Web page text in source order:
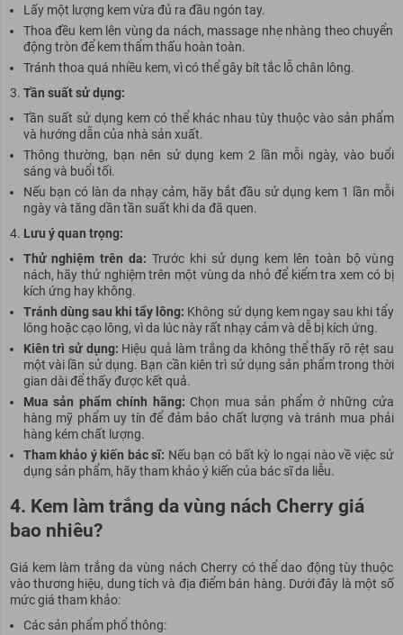
Lấy một lượng kem vừa đủ ra đầu ngón tay.
Thoa đều kem lên vùng da nách, massage nhẹ nhàng theo chuyển
động tròn để kem thẩm thấu hoàn toàn.
Tránh thoa quá nhiều kem, vì có thể gây bít tắc lỗ chân lông.
Tần suất sử dụng:
Tần suất sử dụng kem có thể khác nhau tùy thuộc vào sản phẩm
và hướng dẫn của nhà sản xuất.
Thông thường, bạn nên sử dụng kem 2 lần mỗi ngày, vào buổi
sáng và buổi tối.
Nếu bạn có làn da nhạy cảm, hãy bắt đầu sử dụng kem 1 lần mỗi
ngày và tăng dần tần suất khi da đã quen.
Lưu ý quan trọng:
Thử nghiệm trên da: Trước khi sử dụng kem lên toàn bộ vùng
nách, hãy thử nghiệm trên một vùng da nhỏ để kiểm tra xem có bị
kích ứng hay không.
Tránh dùng sau khi tẩy lông: Không sử dụng kem ngay sau khi tẩy
lông hoặc cạo lông, vì da lúc này rất nhạy cảm và dễ bị kích ứng.
Kiên trì sử dụng: Hiệu quả làm trắng da không thể thấy rõ rệt sau
một vài lần sử dụng. Bạn cần kiên trì sử dụng sản phẩm trong thời
gian dài để thấy được kết quả.
Mua sản phẩm chính hãng: Chọn mua sản phẩm ở những cửa
hàng mỹ phẩm uy tín để đảm bảo chất lượng và tránh mua phải
hàng kém chất lượng.
Tham khảo ý kiến bác sĩ: Nếu bạn có bất kỳ lo ngại nào về việc sử
dụng sản phẩm, hãy tham khảo ý kiến của bác sĩ da liễu.
4. Kem làm trắng da vùng nách Cherry giá
bao nhiêu?
Giá kem làm trắng da vùng nách Cherry có thể dao động tùy thuộc
vào thương hiệu, dung tích và địa điểm bán hàng. Dưới đây là một số
mức giá tham khảo:
Các sản phẩm phổ thông: